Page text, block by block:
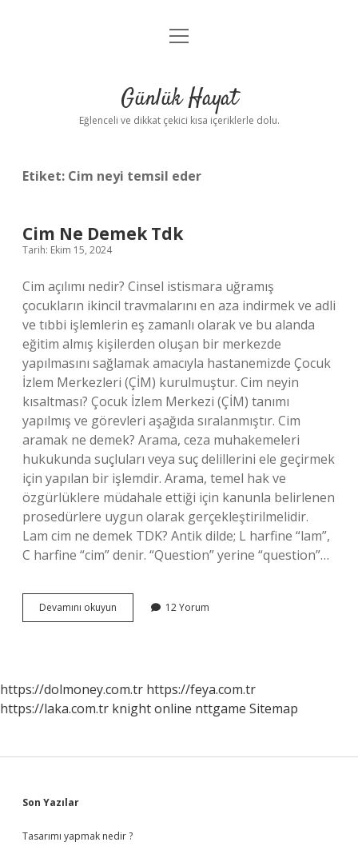
Anasayfa
Yasal Uyarı
menüyü
Günlük Hayat
Eğlenceli ve dikkat çekici kısa içeriklerle dolu.
Etiket: Cim neyi temsil eder
Cim Ne Demek Tdk
Tarih: Ekim 15, 2024
Cim açılımı nedir? Cinsel istismara uğramış
çocukların ikincil travmalarını en aza indirmek ve adli
ve tıbbi işlemlerin eş zamanlı olarak ve bu alanda
eğitim almış kişilerden oluşan bir merkezde
yapılmasını sağlamak amacıyla hastanemizde Çocuk
İzlem Merkezleri (ÇİM) kurulmuştur. Cim neyin
kısaltması? Çocuk İzlem Merkezi (ÇİM) tanımı
yapılmış ve görevleri aşağıda sıralanmıştır. Cim
aramak ne demek? Arama, ceza muhakemeleri
hukukunda suçluları veya suç delillerini ele geçirmek
için yapılan bir işlemdir. Arama, temel hak ve
özgürlüklere müdahale ettiği için kanunla belirlenen
prosedürlere uygun olarak gerçekleştirilmelidir.
Lam cim ne demek TDK? Antik dilde; L harfine “lam”,
C harfine “cim” denir. “Question” yerine “question”…
Devamını okuyun
Ne
12 Yorum
https://dolmoney.com.tr https://feya.com.tr
https://laka.com.tr knight online nttgame Sitemap
Sidebar
Son Yazılar
Tasarımı yapmak nedir ?